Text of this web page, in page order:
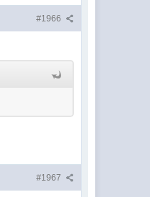
#1966
#1967